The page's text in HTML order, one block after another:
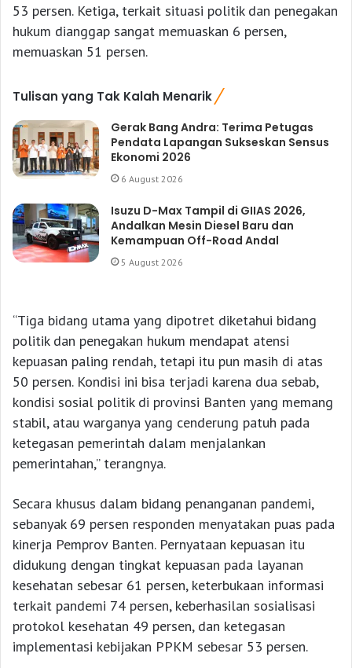
53 persen. Ketiga, terkait situasi politik dan penegakan
hukum dianggap sangat memuaskan 6 persen,
memuaskan 51 persen.
Tulisan yang Tak Kalah Menarik
Gerak Bang Andra: Terima Petugas
Pendata Lapangan Sukseskan Sensus
Ekonomi 2026
6 August 2026
Isuzu D-Max Tampil di GIIAS 2026,
Andalkan Mesin Diesel Baru dan
Kemampuan Off-Road Andal
5 August 2026
“Tiga bidang utama yang dipotret diketahui bidang
politik dan penegakan hukum mendapat atensi
kepuasan paling rendah, tetapi itu pun masih di atas
50 persen. Kondisi ini bisa terjadi karena dua sebab,
kondisi sosial politik di provinsi Banten yang memang
stabil, atau warganya yang cenderung patuh pada
ketegasan pemerintah dalam menjalankan
pemerintahan,” terangnya.
Secara khusus dalam bidang penanganan pandemi,
sebanyak 69 persen responden menyatakan puas pada
kinerja Pemprov Banten. Pernyataan kepuasan itu
didukung dengan tingkat kepuasan pada layanan
kesehatan sebesar 61 persen, keterbukaan informasi
terkait pandemi 74 persen, keberhasilan sosialisasi
protokol kesehatan 49 persen, dan ketegasan
implementasi kebijakan PPKM sebesar 53 persen.